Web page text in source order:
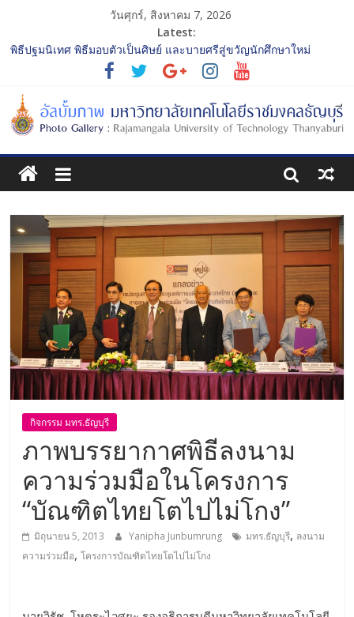
วันศุกร์, สิงหาคม 7, 2026
Latest:
พิธีปฐมนิเทศ พิธีมอบตัวเป็นศิษย์ และบายศรีสู่ขวัญนักศึกษาใหม่
ประจำปีการศึกษา 2568 รุ่นที่ 2
การประกวดทูตกิจกรรม ประจำปีการศึกษา 2568 “RMUTT Freshy
2025 Time to Nine-T”
โครงการแลกเปลี่ยนเรียนรู้บทบาทของกรรมการสภามหาวิทยาลัย
เทคโนโลยีราชมงคลธัญบุรี
รับน้องเข้าคณะศิลปกรรมศาสตร์ “โยนลูกรักษ์”
พิธีปฐมนิเทศ พิธีมอบตัวเป็นศิษย์ และบายศรีสู่ขวัญนักศึกษาใหม่
ประจำปีการศึกษา 2568 รุ่นที่ 3
กิจกรรม มทร.ธัญบุรี
ภาพบรรยากาศพิธีลงนาม
ความร่วมมือในโครงการ
“บัณฑิตไทยโตไปไม่โกง”
มิถุนายน 5, 2013 Yanipha Junbumrung มทร.ธัญบุรี, ลงนาม
ความร่วมมือ,โครงการบัณฑิตไทยโตไปไม่โกง